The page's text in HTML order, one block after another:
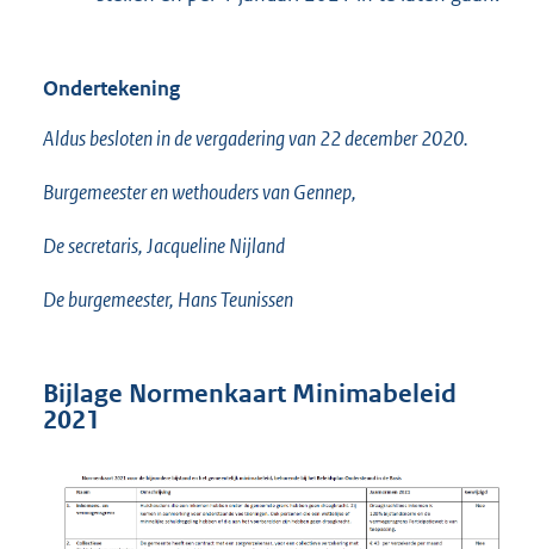
Ondertekening
Aldus besloten in de vergadering van 22 december 2020.
Burgemeester en wethouders van Gennep,
De secretaris, Jacqueline Nijland
De burgemeester, Hans Teunissen
Bijlage Normenkaart Minimabeleid
2021